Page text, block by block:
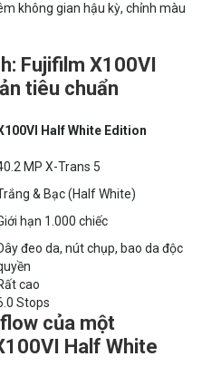
không gian hậu kỳ, chỉnh màu
Fujifilm X100VI
tiêu chuẩn
Half White Edition
MP X-Trans 5
& Bạc (Half White)
hạn 1.000 chiếc
đeo da, nút chụp, bao da độc
cao
Stops
của một
Half White